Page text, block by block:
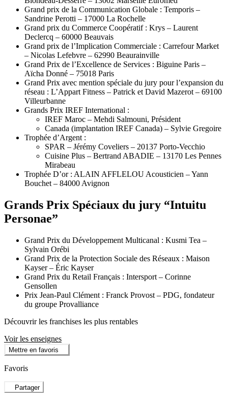
Grand prix de la Communication Globale : Temporis –
Sandrine Perotti – 17000 La Rochelle
Grand prix du Commerce Coopératif : Krys – Laurent
Declercq – 60000 Beauvais
Grand prix de l’Implication Commerciale : Carrefour Market
– Nicolas Lefebvre – 62990 Beaurainville
Grand Prix de l’Excellence de Services : Biguine Paris –
Aïcha Donné – 75018 Paris
Grand Prix avec mention spéciale du jury pour l’expansion du
réseau : L’Appart Fitness – Patrick et David Mazerot – 69100
Villeurbanne
Grands Prix IREF International :
IREF Maroc – Mehdi Salmouni, Président
Canada (implantation IREF Canada) – Sylvie Gregoire
Trophée d’Argent :
SPAR – Jérémy Coveliers – 20137 Porto-Vecchio
Cuisine Plus – Bertrand ABADIE – 13170 Les Pennes
Mirabeau
Trophée D’or : ALAIN AFFLELOU Acousticien – Yann
Bouchet – 84000 Avignon
Grands Prix Spéciaux du jury “Intuitu
Personae”
Grand Prix du Développement Multicanal : Kusmi Tea –
Sylvain Orébi
Grand Prix de la Protection Sociale des Réseaux : Maison
Kayser – Éric Kayser
Grand Prix du Retail Français : Intersport – Corinne
Gensollen
Prix Jean-Paul Clément : Franck Provost – PDG, fondateur
du groupe Provalliance
Découvrir les franchises les plus rentables
Voir les enseignes
Mettre en favoris
Favoris
Partager